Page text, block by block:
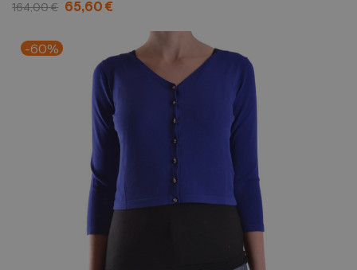
164,00 € 65,60 €
-60%